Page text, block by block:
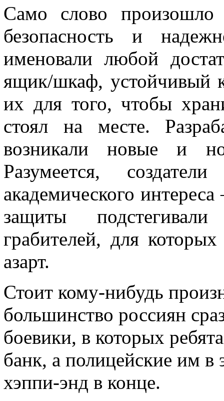
Само слово произошло
безопасность и
именовали любой
ящик/шкаф, устойчивый
их для того, чтобы
стоял на месте.
возникали новые и
Разумеется,
академического
защиты
грабителей, для
азарт.
Стоит кому-нибудь
большинство россиян
боевики, в которых
банк, а полицейские им
хэппи-энд в конце.